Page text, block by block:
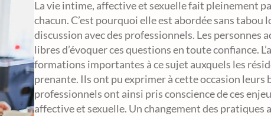
La vie intime, affective et sexuelle fait pleinement
chacun. C’est pourquoi elle est abordée sans tabou
discussion avec des professionnels. Les personnes
libres d’évoquer ces questions en toute confiance.
formations importantes à ce sujet auxquels les
prenante. Ils ont pu exprimer à cette occasion leurs
professionnels ont ainsi pris conscience de ces
affective et sexuelle. Un changement des pratiques